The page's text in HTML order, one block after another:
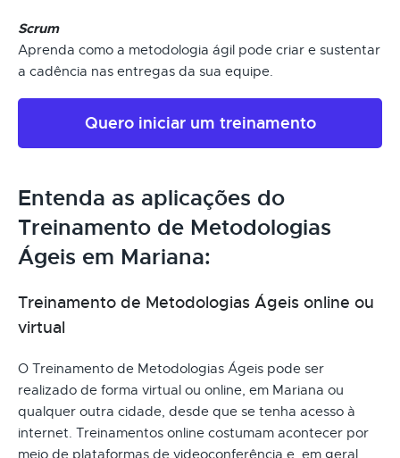
Scrum
Aprenda como a metodologia ágil pode criar e sustentar
a cadência nas entregas da sua equipe.
Quero iniciar um treinamento
Entenda as aplicações do
Treinamento de Metodologias
Ágeis em Mariana:
Treinamento de Metodologias Ágeis online ou
virtual
O Treinamento de Metodologias Ágeis pode ser
realizado de forma virtual ou online, em Mariana ou
qualquer outra cidade, desde que se tenha acesso à
internet. Treinamentos online costumam acontecer por
meio de plataformas de videoconferência e, em geral,